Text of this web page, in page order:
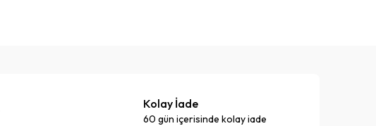
Kolay İade
60 gün içerisinde kolay iade